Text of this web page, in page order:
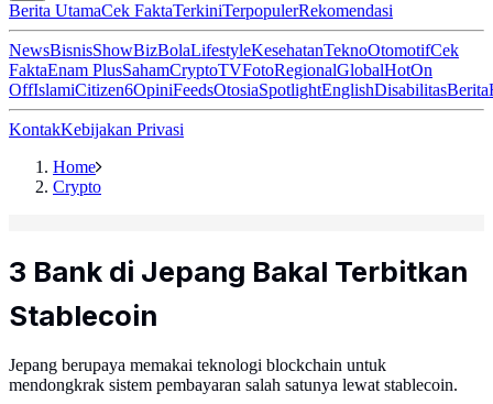
Berita UtamaCek FaktaTerkiniTerpopulerRekomendasi
NewsBisnisShowBizBolaLifestyleKesehatanTeknoOtomotifCek
FaktaEnam PlusSahamCryptoTVFotoRegionalGlobalHotOn
OffIslamiCitizen6OpiniFeedsOtosiaSpotlightEnglishDisabilitasBerita
KontakKebijakan Privasi
Home
Crypto
3 Bank di Jepang Bakal Terbitkan
Stablecoin
Jepang berupaya memakai teknologi blockchain untuk
mendongkrak sistem pembayaran salah satunya lewat stablecoin.